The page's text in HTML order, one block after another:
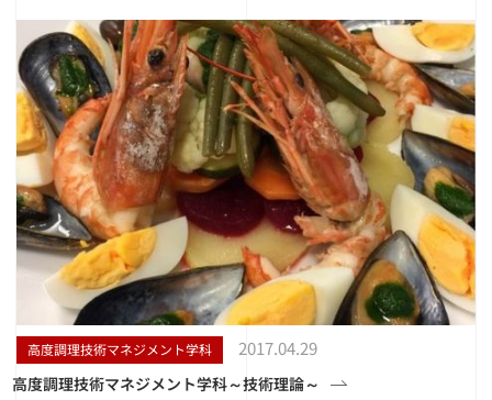
高度調理技術マネジメント学科 2017.04.29
高度調理技術マネジメント学科～技術理論～